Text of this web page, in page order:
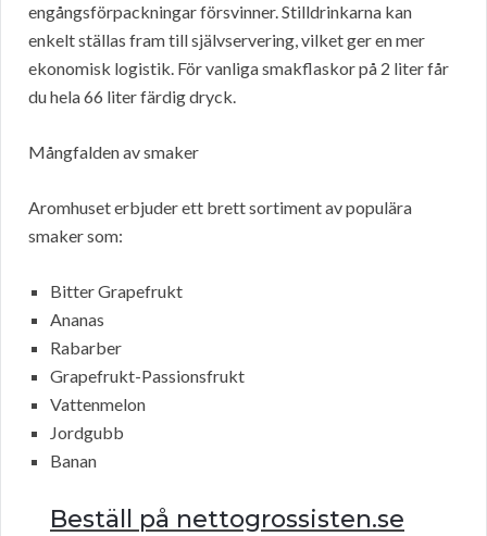
engångsförpackningar försvinner. Stilldrinkarna kan
enkelt ställas fram till självservering, vilket ger en mer
ekonomisk logistik. För vanliga smakflaskor på 2 liter får
du hela 66 liter färdig dryck.
Mångfalden av smaker
Aromhuset erbjuder ett brett sortiment av populära
smaker som:
Bitter Grapefrukt
Ananas
Rabarber
Grapefrukt-Passionsfrukt
Vattenmelon
Jordgubb
Banan
Beställ på nettogrossisten.se